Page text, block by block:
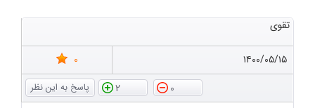
تقوی
۱۴۰۰/۰۵/۱۵
0
0
2